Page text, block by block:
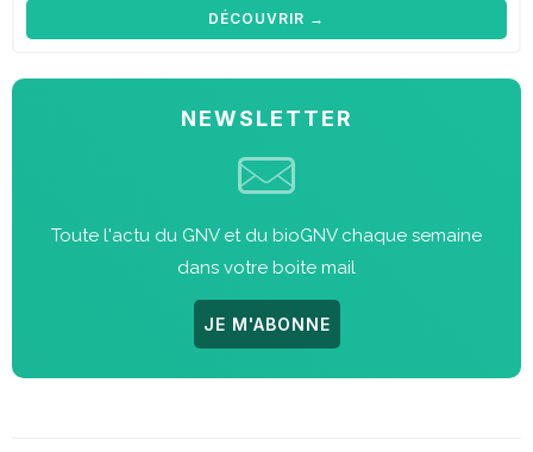
DÉCOUVRIR →
NEWSLETTER
Toute l'actu du GNV et du bioGNV chaque semaine
dans votre boite mail
JE M'ABONNE